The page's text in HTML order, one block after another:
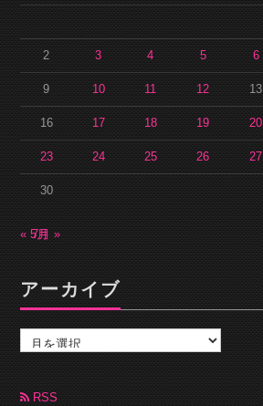
2 3 4 5 6
9 10 11 12 13
16 17 18 19 20
23 24 25 26 27
30
« 5月7月 »
アーカイブ
カ
ブRSS